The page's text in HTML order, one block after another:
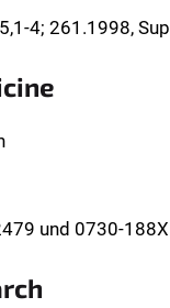
4; 261.1998,
und 0730-188X